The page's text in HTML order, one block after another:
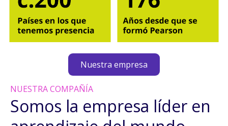
Nuestra empresa
NUESTRA COMPAÑÍA
Somos la empresa líder en